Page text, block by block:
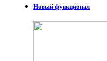
Новый функционал